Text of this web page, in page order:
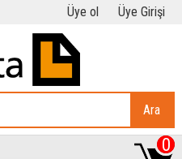
Üye ol Üye Girişi
Ara
0